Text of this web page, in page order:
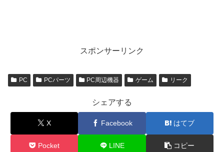
スポンサーリンク
PC PCパーツ PC周辺機器 ゲーム リーク
シェアする
X Facebook はてブ
Pocket LINE コピー